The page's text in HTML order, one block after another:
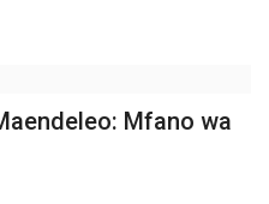
Mfano wa